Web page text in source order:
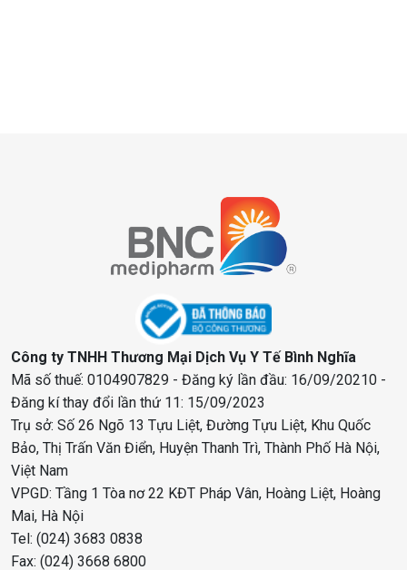
Công ty TNHH Thương Mại Dịch Vụ Y Tế Bình Nghĩa
Mã số thuế: 0104907829 - Đăng ký lần đầu: 16/09/20210 -
Đăng kí thay đổi lần thứ 11: 15/09/2023
Trụ sở: Số 26 Ngõ 13 Tựu Liệt, Đường Tựu Liệt, Khu Quốc
Bảo, Thị Trấn Văn Điển, Huyện Thanh Trì, Thành Phố Hà Nội,
Việt Nam
VPGD: Tầng 1 Tòa nơ 22 KĐT Pháp Vân, Hoàng Liệt, Hoàng
Mai, Hà Nội
Tel: (024) 3683 0838
Fax: (024) 3668 6800